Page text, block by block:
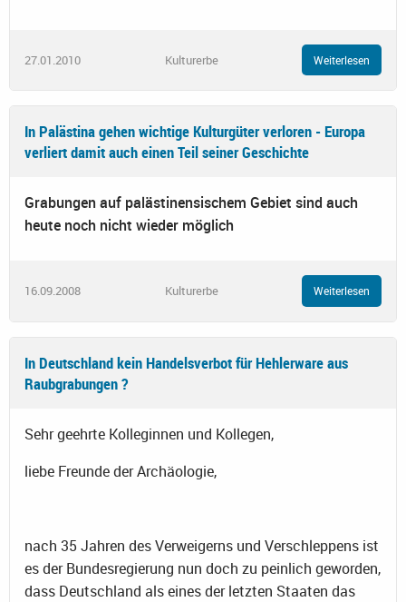
27.01.2010 Kulturerbe Weiterlesen
In Palästina gehen wichtige Kulturgüter verloren - Europa
verliert damit auch einen Teil seiner Geschichte
Grabungen auf palästinensischem Gebiet sind auch
heute noch nicht wieder möglich
16.09.2008 Kulturerbe Weiterlesen
In Deutschland kein Handelsverbot für Hehlerware aus
Raubgrabungen ?
Sehr geehrte Kolleginnen und Kollegen,
liebe Freunde der Archäologie,
nach 35 Jahren des Verweigerns und Verschleppens ist
es der Bundesregierung nun doch zu peinlich geworden,
dass Deutschland als eines der letzten Staaten das